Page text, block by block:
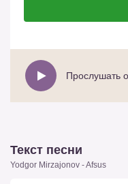
Текст песни
Yodgor Mirzajonov - Afsus